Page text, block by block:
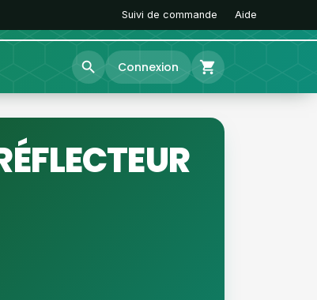
Suivi de commande Aide
search Connexion shopping_cart